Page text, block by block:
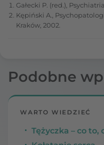
Gałecki P. (red.),
Kępiński A.,
Kraków, 2002.
Podobne
WARTO WIEDZIEĆ
Tężyczka – co to,